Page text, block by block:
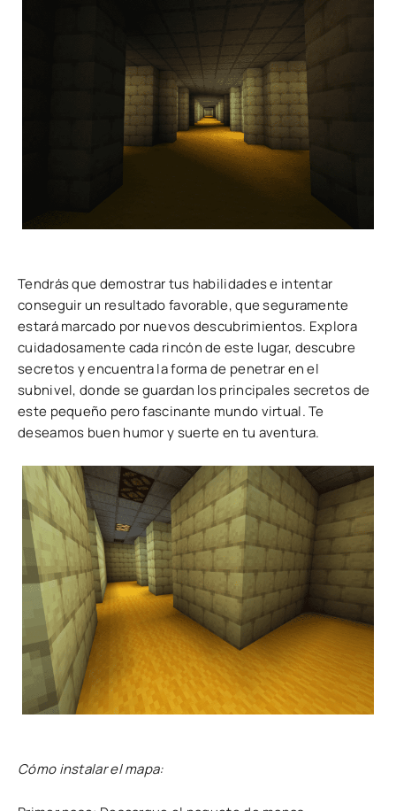
Tendrás que demostrar tus habilidades e intentar
conseguir un resultado favorable, que seguramente
estará marcado por nuevos descubrimientos. Explora
cuidadosamente cada rincón de este lugar, descubre
secretos y encuentra la forma de penetrar en el
subnivel, donde se guardan los principales secretos de
este pequeño pero fascinante mundo virtual. Te
deseamos buen humor y suerte en tu aventura.
Cómo instalar el mapa: